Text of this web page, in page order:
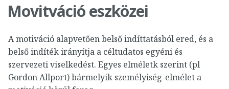
Movitváció eszközei
A motiváció alapvetően belső indíttatásból ered, és a
belső indíték irányítja a céltudatos egyéni és
szervezeti viselkedést. Egyes elméletk szerint (pl
Gordon Allport) bármelyik személyiség-elmélet a